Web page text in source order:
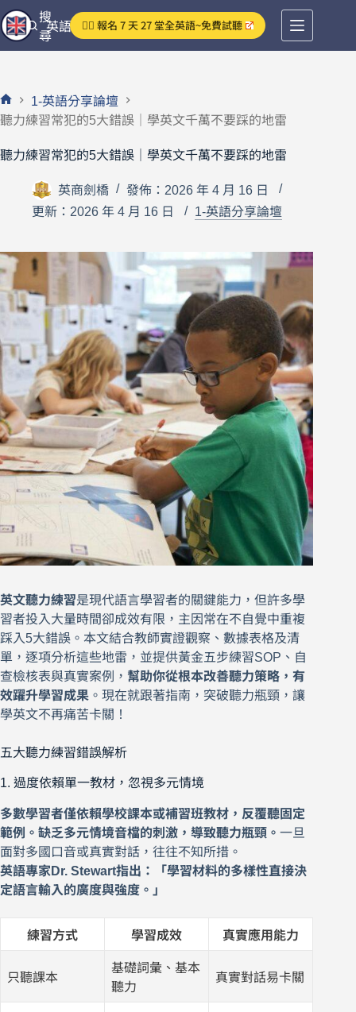
跳
至
主
容
英語分享論壇
搜
尋
👉🏻 報名 7 天 27 堂全英語~免費試聽
首
1-英語分享論壇
聽力練習常犯的5大錯誤｜學英文千萬不要踩的地雷
聽力練習常犯的5大錯誤｜學英文千萬不要踩的地雷
英商劍橋
發佈：2026 年 4 月 16 日
更新：2026 年 4 月 16 日
1-英語分享論壇
英文聽力練習是現代語言學習者的關鍵能力，但許多學
習者投入大量時間卻成效有限，主因常在不自覺中重複
踩入5大錯誤。本文結合教師實證觀察、數據表格及清
單，逐項分析這些地雷，並提供黃金五步練習SOP、自
查檢核表與真實案例， 幫助你從根本改善聽力策略，有
效躍升學習成果 。現在就跟著指南，突破聽力瓶頸，讓
學英文不再痛苦卡關！
五大聽力練習錯誤解析
1. 過度依賴單一教材，忽視多元情境
多數學習者僅依賴學校課本或補習班教材，反覆聽固定
範例。缺乏多元情境音檔的刺激，導致聽力瓶頸。 一旦
面對多國口音或真實對話，往往不知所措。
英語專家Dr. Stewart指出：「學習材料的多樣性直接決
定語言輸入的廣度與強度。」
練習方式 學習成效 真實應用能力
只聽課本
基礎詞彙、基本
聽力
真實對話易卡關